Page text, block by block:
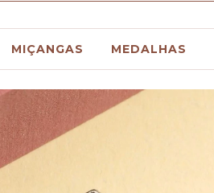
MIÇANGAS MEDALHAS